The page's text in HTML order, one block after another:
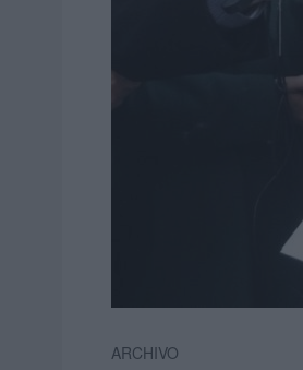
ARCHIVO